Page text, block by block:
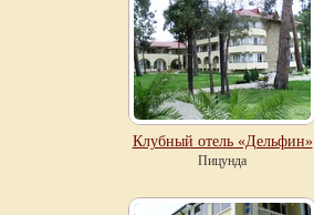
Клубный отель «Дельфин»
Пицунда